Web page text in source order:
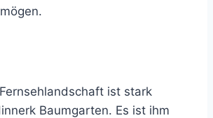
ist stark
Baumgarten. Es ist ihm